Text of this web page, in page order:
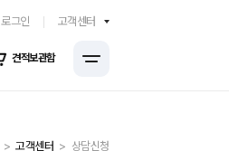
로그인 고객센터
견적보관함
고객센터 상담신청